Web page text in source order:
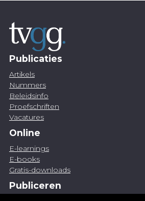
Publicaties
Artikels
Nummers
Beleidsinfo
Proefschriften
Vacatures
Online
E-learnings
E-books
Gratis-downloads
Publiceren